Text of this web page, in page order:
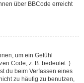
über BBCode erreicht
um ein Gefühl
Code, z. B. bedeutet :)
du beim Verfassen eines
zu häufig zu benutzen,